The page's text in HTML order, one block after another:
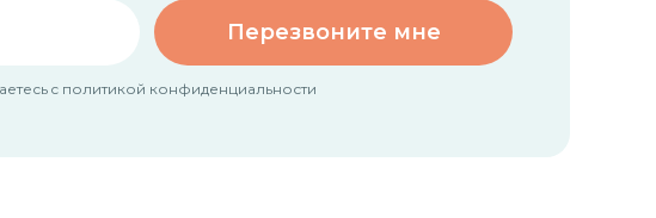
Перезвоните мне
c политикой конфиденциальности